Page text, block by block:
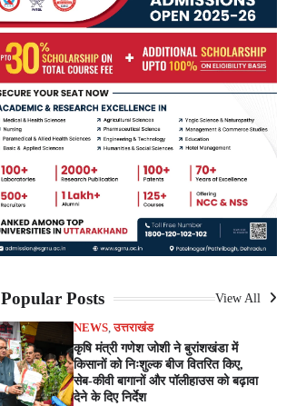
Popular Posts View All
NEWS,उत्तराखंड
कृषि मंत्री गणेश जोशी ने बुरांशखंडा में
किसानों को निःशुल्क बीज वितरित किए,
सेब-कीवी बागानों और पॉलीहाउस को बढ़ावा
देने के दिए निर्देश